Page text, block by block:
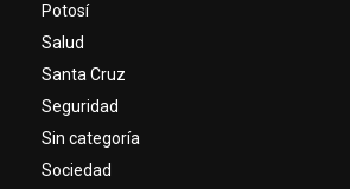
Potosí
Salud
Santa Cruz
Seguridad
Sin categoría
Sociedad